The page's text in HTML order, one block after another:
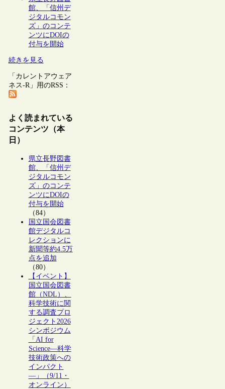
館、「信州デ
ジタルコモン
ズ」のコンテ
ンツにDOIの
付与を開始
続きを見る
「カレントアウェア
ネス-R」用のRSS：
よく読まれている
コンテンツ（本
日）
県立長野図書
館、「信州デ
ジタルコモン
ズ」のコンテ
ンツにDOIの
付与を開始
（84）
国立国会図書
館デジタルコ
レクションに
新聞等約4.5万
点を追加
（80）
【イベント】
国立国会図書
館（NDL）、
科学技術に関
する調査プロ
ジェクト2026
シンポジウム
「AI for
Science―科学
技術政策への
インパクト
―」（9/11・
オンライン）